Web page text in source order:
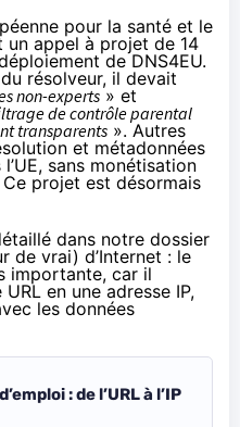
pour la santé et le
un appel à projet de 14
de DNS4EU.
résolveur, il devait
non-experts » et
de contrôle parental
transparents ». Autres
et métadonnées
sans monétisation
projet est désormais
dans notre dossier
de vrai) d’Internet : le
importante, car il
en une adresse IP,
les données
: de l’URL à l’IP